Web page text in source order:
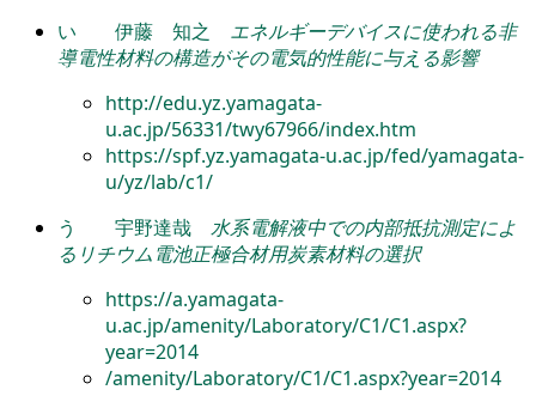
い
伊藤 知之
エネルギーデバイスに使われる非
導電性材料の構造がその電気的性能に与える影響
http://edu.yz.yamagata-
u.ac.jp/56331/twy67966/index.htm
https://spf.yz.yamagata-u.ac.jp/fed/yamagata-
u/yz/lab/c1/
う
宇野達哉
水系電解液中での内部抵抗測定によ
るリチウム電池正極合材用炭素材料の選択
https://a.yamagata-
u.ac.jp/amenity/Laboratory/C1/C1.aspx?
year=2014
/amenity/Laboratory/C1/C1.aspx?year=2014